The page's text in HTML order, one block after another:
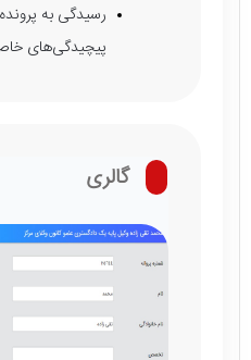
رسیدگی به
پیچیدگی‌های
گالری